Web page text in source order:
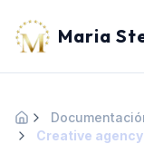
Maria
Inicio